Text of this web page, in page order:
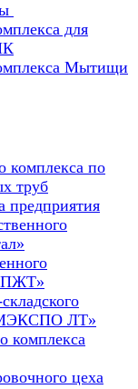
для
Мытищи
комплекса по
труб
предприятия
ЛТ»
комплекса
цеха